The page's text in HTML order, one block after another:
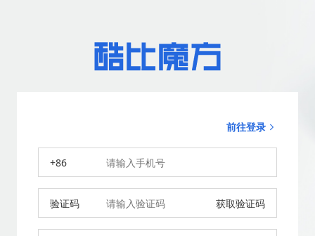
前往登录
+86
验证码 获取验证码